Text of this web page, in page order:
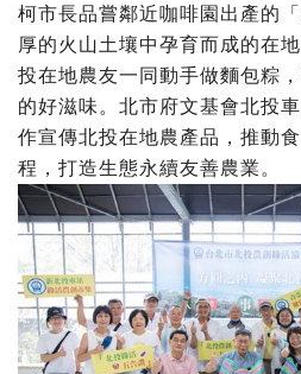
柯市長品嘗鄰近咖啡園出產的
厚的火山土壤中孕育而成的在
投在地農友一同動手做麵包粽
的好滋味。北市府文基會北投
作宣傳北投在地農產品，推動
程，打造生態永續友善農業。